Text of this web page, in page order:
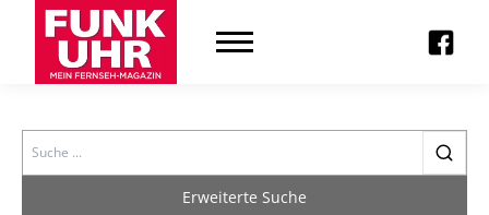
Search
Erweiterte Suche